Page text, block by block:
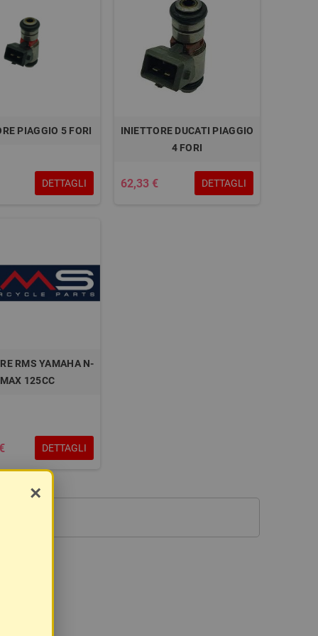
PIAGGIO 5 FORI
DETTAGLI
INIETTORE DUCATI PIAGGIO
4 FORI
62,33 € DETTAGLI
RMS YAMAHA N-
MAX 125CC
DETTAGLI
×